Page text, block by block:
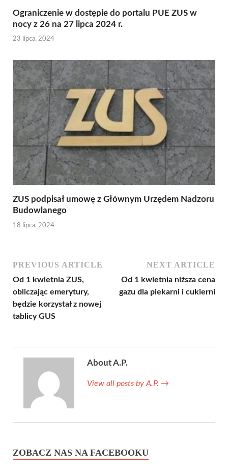
Ograniczenie w dostępie do portalu PUE ZUS w
nocy z 26 na 27 lipca 2024 r.
23 lipca, 2024
ZUS podpisał umowę z Głównym Urzędem Nadzoru
Budowlanego
18 lipca, 2024
PREVIOUS ARTICLE
Od 1 kwietnia ZUS,
obliczając emerytury,
będzie korzystał z nowej
tablicy GUS
NEXT ARTICLE
Od 1 kwietnia niższa cena
gazu dla piekarni i cukierni
About A.P.
View all posts by A.P. →
ZOBACZ NAS NA FACEBOOKU